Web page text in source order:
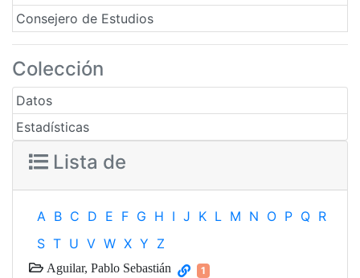
Consejero de Estudios
Colección
Datos
Estadísticas
Lista de
A B C D E F G H I J K L M N O P Q R
S T U V W X Y Z
Aguilar, Pablo Sebastián 1